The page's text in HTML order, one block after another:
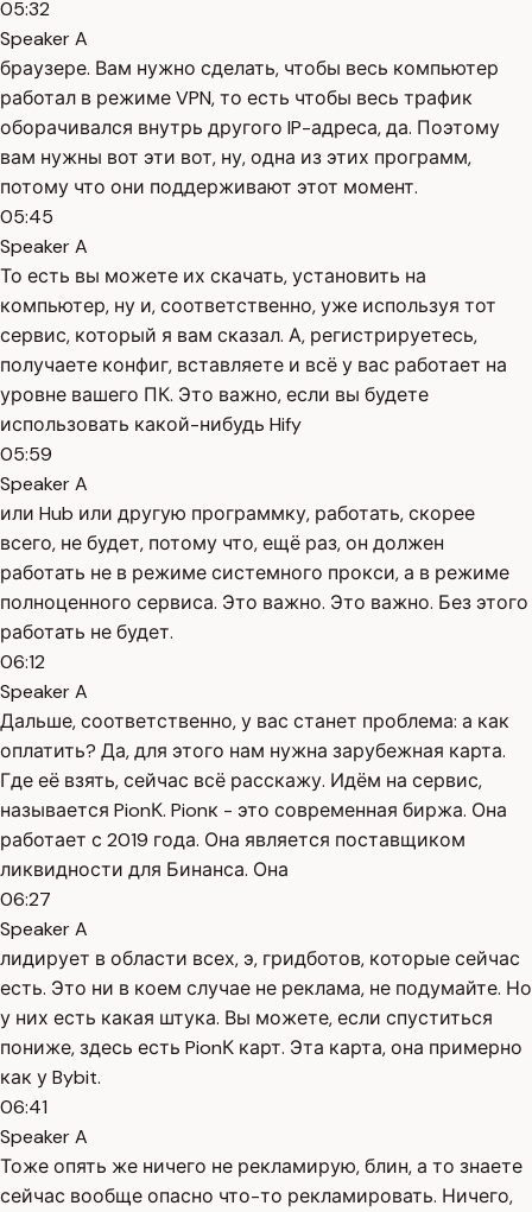
05:32
Speaker A
браузере. Вам нужно сделать, чтобы весь компьютер
работал в режиме VPN, то есть чтобы весь трафик
оборачивался внутрь другого IP-адреса, да. Поэтому
вам нужны вот эти вот, ну, одна из этих программ,
потому что они поддерживают этот момент.
05:45
Speaker A
То есть вы можете их скачать, установить на
компьютер, ну и, соответственно, уже используя тот
сервис, который я вам сказал. А, регистрируетесь,
получаете конфиг, вставляете и всё у вас работает на
уровне вашего ПК. Это важно, если вы будете
использовать какой-нибудь Hify
05:59
Speaker A
или Hub или другую программку, работать, скорее
всего, не будет, потому что, ещё раз, он должен
работать не в режиме системного прокси, а в режиме
полноценного сервиса. Это важно. Это важно. Без этого
работать не будет.
06:12
Speaker A
Дальше, соответственно, у вас станет проблема: а как
оплатить? Да, для этого нам нужна зарубежная карта.
Где её взять, сейчас всё расскажу. Идём на сервис,
называется PionК. Pionк - это современная биржа. Она
работает с 2019 года. Она является поставщиком
ликвидности для Бинанса. Она
06:27
Speaker A
лидирует в области всех, э, гридботов, которые сейчас
есть. Это ни в коем случае не реклама, не подумайте. Но
у них есть какая штука. Вы можете, если спуститься
пониже, здесь есть PionК карт. Эта карта, она примерно
как у Bybit.
06:41
Speaker A
Тоже опять же ничего не рекламирую, блин, а то знаете
сейчас вообще опасно что-то рекламировать. Ничего,